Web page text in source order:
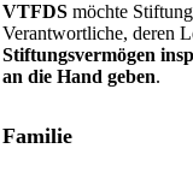
VTFDS möchte
Verantwortliche, deren
Stiftungsvermögen
an die Hand geben.
Familie